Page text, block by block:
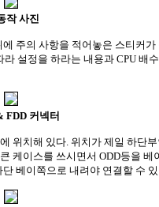
작 사진
주의 사항을 적어놓은 스티커
설정을 하라는 내용과 CPU 배
커넥터
위치해 있다. 위치가 제일 하단
케이스를 쓰시면서 ODD등을 베
베이쪽으로 내려야 연결할 수